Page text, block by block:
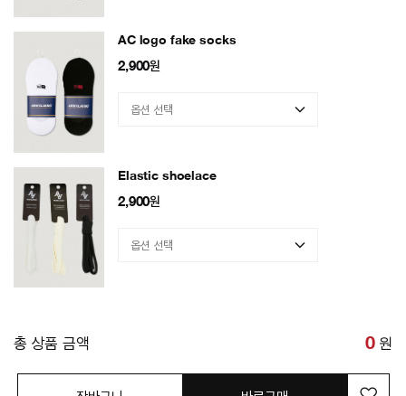
AC logo fake socks
2,900원
Elastic shoelace
2,900원
총 상품 금액 0 원